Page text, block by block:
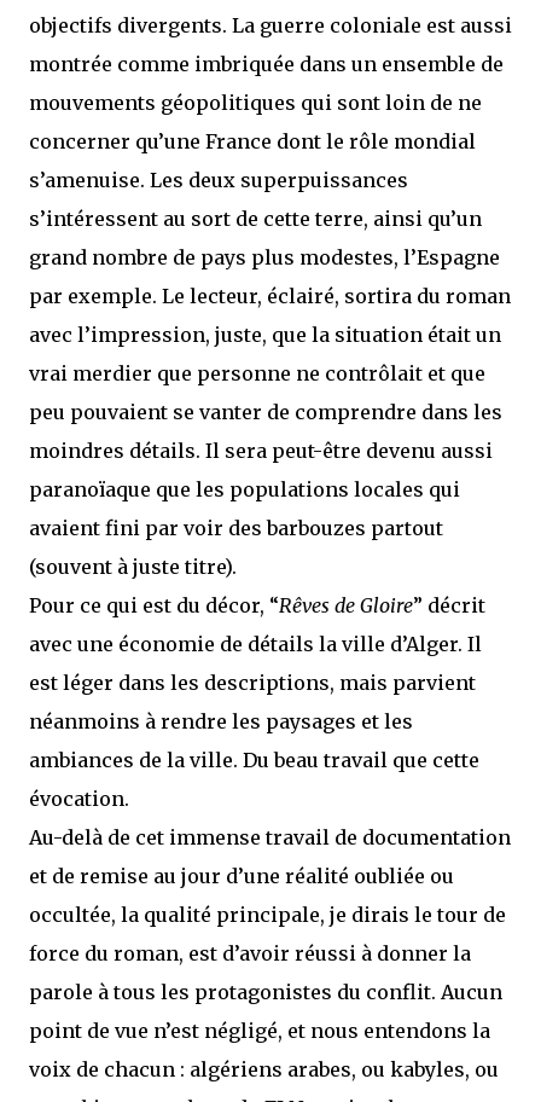
objectifs divergents. La guerre coloniale est aussi
montrée comme imbriquée dans un ensemble de
mouvements géopolitiques qui sont loin de ne
concerner qu’une France dont le rôle mondial
s’amenuise. Les deux superpuissances
s’intéressent au sort de cette terre, ainsi qu’un
grand nombre de pays plus modestes, l’Espagne
par exemple. Le lecteur, éclairé, sortira du roman
avec l’impression, juste, que la situation était un
vrai merdier que personne ne contrôlait et que
peu pouvaient se vanter de comprendre dans les
moindres détails. Il sera peut-être devenu aussi
paranoïaque que les populations locales qui
avaient fini par voir des barbouzes partout
(souvent à juste titre).
Pour ce qui est du décor, “Rêves de Gloire” décrit
avec une économie de détails la ville d’Alger. Il
est léger dans les descriptions, mais parvient
néanmoins à rendre les paysages et les
ambiances de la ville. Du beau travail que cette
évocation.
Au-delà de cet immense travail de documentation
et de remise au jour d’une réalité oubliée ou
occultée, la qualité principale, je dirais le tour de
force du roman, est d’avoir réussi à donner la
parole à tous les protagonistes du conflit. Aucun
point de vue n’est négligé, et nous entendons la
voix de chacun : algériens arabes, ou kabyles, ou